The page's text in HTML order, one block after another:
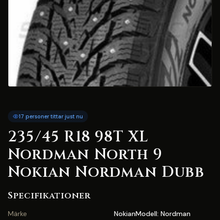
17 personer tittar just nu
235/45 R18 98T XL
Nordman North 9
Nokian Nordman Dubb
Specifikationer
Märke
NokianModell: Nordman